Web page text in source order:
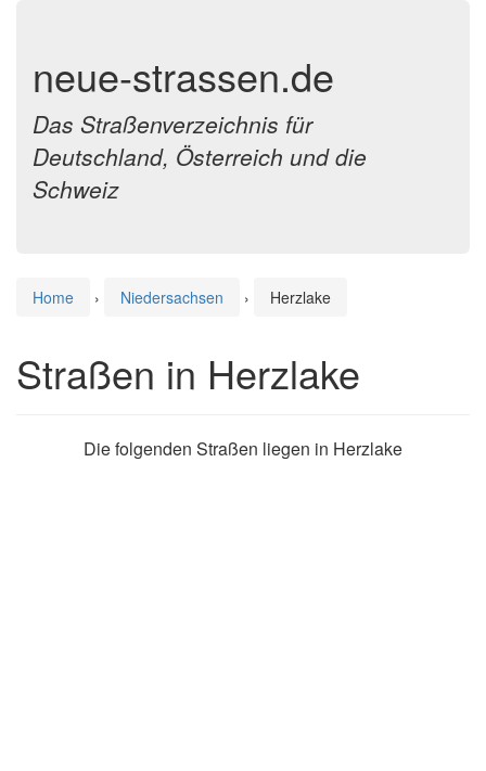
neue-strassen.de
Das Straßenverzeichnis für
Deutschland, Österreich und die
Schweiz
Home › Niedersachsen › Herzlake
Straßen in Herzlake
Die folgenden Straßen liegen in Herzlake